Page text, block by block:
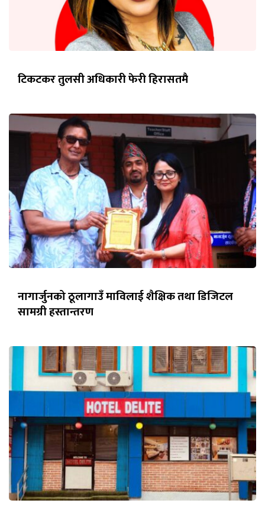
टिकटकर तुलसी अधिकारी फेरी हिरासतमै
नागार्जुनको ठूलागाउँ माविलाई शैक्षिक तथा डिजिटल
सामग्री हस्तान्तरण